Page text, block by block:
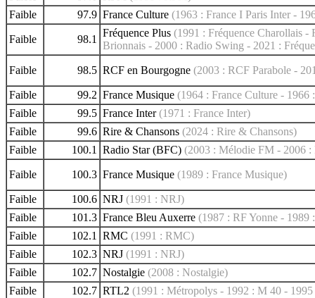
Faible
97.9 France Culture (1963 : France I Paris Inter -
Faible 98.1
Fréquence Plus (1991 : Fréquence Charollais
Brionnais - 2000 : Radio Swing - 2021 :
Faible 98.5 RCF en Bourgogne (2003 : RCF Parabole -
Faible 99.2 France Musique (1964 : France Culture - 1966
Faible
99.5 France Inter(1971 : France Inter)
Faible
99.6 Rire & Chansons (2024 : Rire & Chansons)
Faible
100.1 Radio Star (BFC) (2003 : Mélodie FM - 2006 :
Faible 100.3 France Musique (1989 : France Musique)
Faible 100.6 NRJ (1991 : NRJ)
Faible
101.3 France Bleu Auxerre (1987 : RF Yonne -
Faible
102.1 RMC (1991 : RMC)
Faible
102.3 NRJ (1991 : NRJ)
Faible
102.7 Nostalgie (2008 : Nostalgie)
Faible
102.7 RTL2 (1991 : Métropolys - 1992 : M 40 -